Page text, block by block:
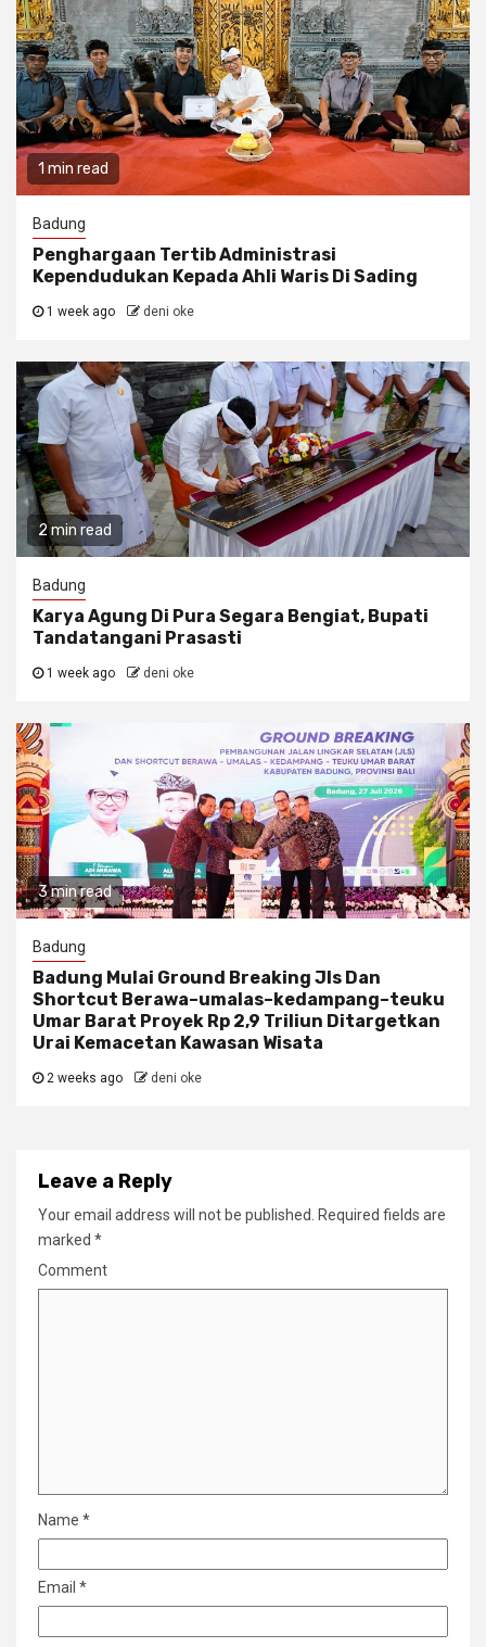
1 min read
Badung
Penghargaan Tertib Administrasi
Kependudukan Kepada Ahli Waris Di Sading
1 week ago deni oke
2 min read
Badung
Karya Agung Di Pura Segara Bengiat, Bupati
Tandatangani Prasasti
1 week ago deni oke
3 min read
Badung
Badung Mulai Ground Breaking Jls Dan
Shortcut Berawa–umalas–kedampang–teuku
Umar Barat Proyek Rp 2,9 Triliun Ditargetkan
Urai Kemacetan Kawasan Wisata
2 weeks ago deni oke
Leave a Reply
Your email address will not be published.
Required fields are
marked *
Comment
Name *
Email *